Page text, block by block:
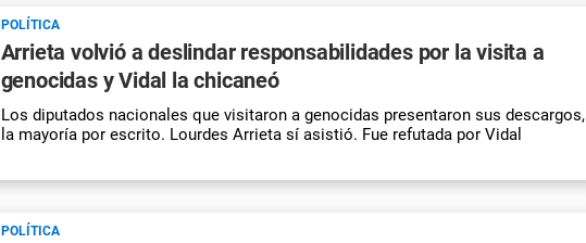
POLÍTICA
Arrieta volvió a deslindar responsabilidades por la visita a
genocidas y Vidal la chicaneó
Los diputados nacionales que visitaron a genocidas presentaron sus descargos,
la mayoría por escrito. Lourdes Arrieta sí asistió. Fue refutada por Vidal
POLÍTICA